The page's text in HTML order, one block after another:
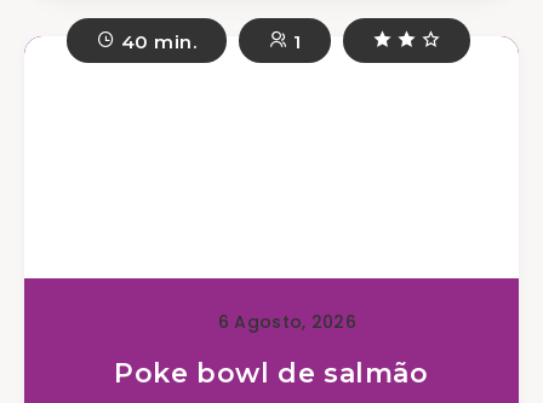
40 min. 1
6 Agosto, 2026
Poke bowl de salmão